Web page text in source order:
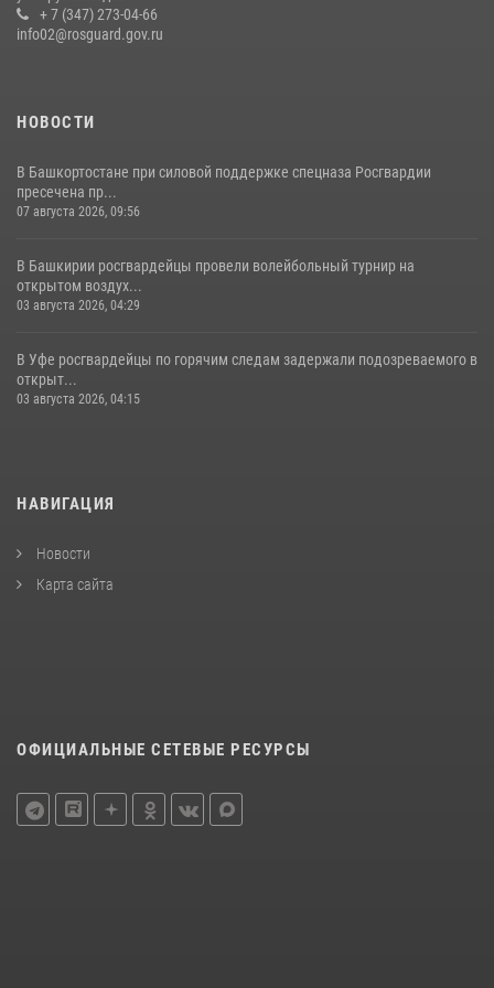
28 июля 2026, 11:10
+ 7 (347) 273-04-66
info02@rosguard.gov.ru
НОВОСТИ
В Башкортостане при силовой поддержке спецназа Росгвардии
пресечена пр...
07 августа 2026, 09:56
В Башкирии росгвардейцы провели волейбольный турнир на
открытом воздух...
03 августа 2026, 04:29
В Уфе росгвардейцы по горячим следам задержали подозреваемого в
открыт...
03 августа 2026, 04:15
НАВИГАЦИЯ
Новости
Карта сайта
ОФИЦИАЛЬНЫЕ СЕТЕВЫЕ РЕСУРСЫ